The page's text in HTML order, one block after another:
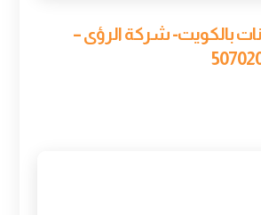
بالكويت- شركة الرؤى –